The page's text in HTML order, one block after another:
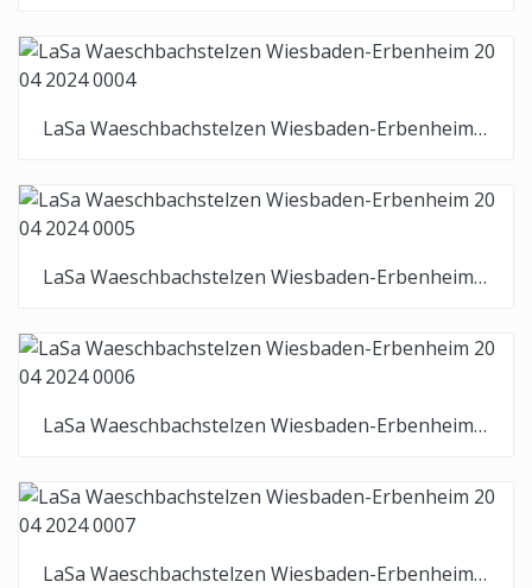
LaSa Waeschbachstelzen Wiesbaden-Erbenheim 20 04 2024 0004
LaSa Waeschbachstelzen Wiesbaden-Erbenheim 20 04 2024 0005
LaSa Waeschbachstelzen Wiesbaden-Erbenheim 20 04 2024 0006
LaSa Waeschbachstelzen Wiesbaden-Erbenheim 20 04 2024 0007